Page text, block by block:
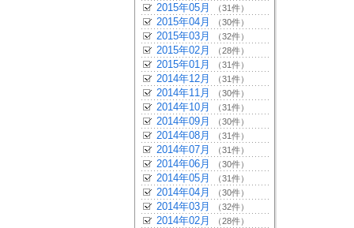
2015年05月 （31件）
2015年04月 （30件）
2015年03月 （32件）
2015年02月 （28件）
2015年01月 （31件）
2014年12月 （31件）
2014年11月 （30件）
2014年10月 （31件）
2014年09月 （30件）
2014年08月 （31件）
2014年07月 （31件）
2014年06月 （30件）
2014年05月 （31件）
2014年04月 （30件）
2014年03月 （32件）
2014年02月 （28件）